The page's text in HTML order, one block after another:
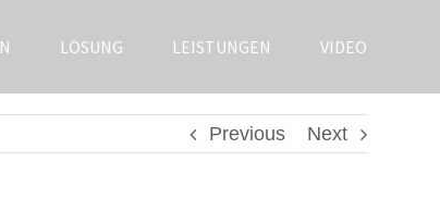
LÖSUNG LEISTUNGEN VIDEO
Previous Next